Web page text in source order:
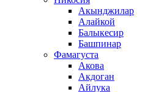
Акынджилар
Алайкой
Балыкесир
Башпинар
Фамагуста
Акова
Акдоган
Айлука